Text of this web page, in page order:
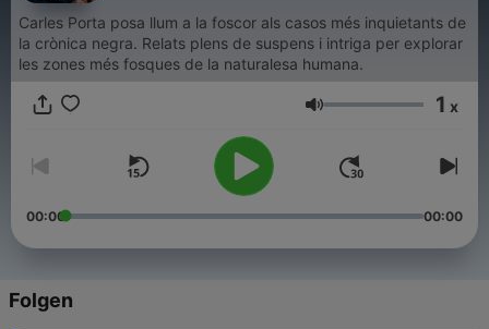
Carles Porta posa llum a la foscor als casos més inquietants de
la crònica negra. Relats plens de suspens i intriga per explorar
les zones més fosques de la naturalesa humana.
Lautstärke 1 x
00:00 00:00
Folgen